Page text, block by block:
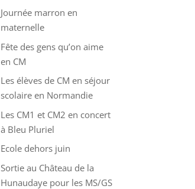
Journée marron en
maternelle
Fête des gens qu’on aime
en CM
Les élèves de CM en séjour
scolaire en Normandie
Les CM1 et CM2 en concert
à Bleu Pluriel
Ecole dehors juin
Sortie au Château de la
Hunaudaye pour les MS/GS